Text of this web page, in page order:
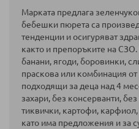
Марката предлага
бебешки пюрета са
тенденции и осигуряват
както и препоръките на
банани, ягоди, боровинки,
праскова или комбинация
подходящи за деца над 4
захари, без консерванти,
тиквички, картофи,
като има предложения и за